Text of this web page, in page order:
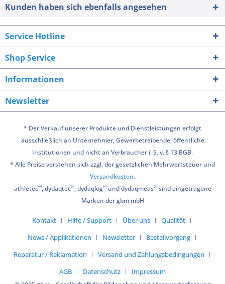
Kunden haben sich ebenfalls angesehen
Service Hotline
Shop Service
Informationen
Newsletter
* Der Verkauf unserer Produkte und Dienstleistungen erfolgt
ausschließlich an Unternehmer, Gewerbetreibende, öffentliche
Institutionen und nicht an Verbraucher i. S. v. § 13 BGB.
* Alle Preise verstehen sich zzgl. der gesetzlichen Mehrwertsteuer und
Versandkosten.
athletec®, dydaqtec®, dydaqlog®und dydaqmeas®sind eingetragene
Marken der gbm mbH
Kontakt Hilfe / Support Über uns
Qualität
News / Applikationen
Newsletter
Bestellvorgang
Reparatur / Reklamation
Versand und Zahlungsbedingungen
AGB
Datenschutz
Impressum